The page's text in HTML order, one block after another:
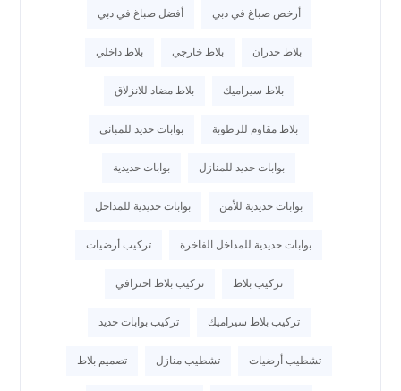
أرخص صباغ في دبي أفضل صباغ في دبي
بلاط جدران بلاط خارجي بلاط داخلي
بلاط سيراميك بلاط مضاد للانزلاق
بلاط مقاوم للرطوبة بوابات حديد للمباني
بوابات حديد للمنازل بوابات حديدية
بوابات حديدية للأمن بوابات حديدية للمداخل
بوابات حديدية للمداخل الفاخرة تركيب أرضيات
تركيب بلاط تركيب بلاط احترافي
تركيب بلاط سيراميك تركيب بوابات حديد
تشطيب أرضيات تشطيب منازل تصميم بلاط